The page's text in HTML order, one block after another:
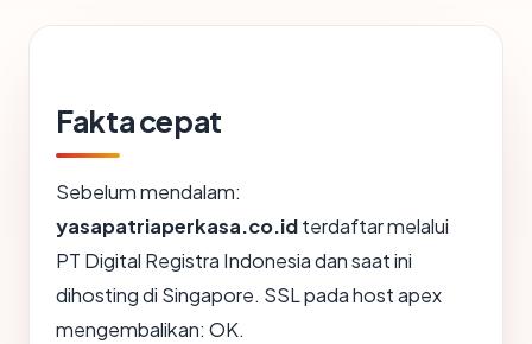
Fakta cepat
Sebelum mendalam:
yasapatriaperkasa.co.idterdaftar melalui
PT Digital Registra Indonesia dan saat ini
dihosting di Singapore. SSL pada host apex
mengembalikan: OK.